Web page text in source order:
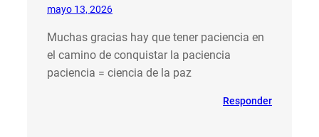
mayo 13, 2026
Muchas gracias hay que tener paciencia en
el camino de conquistar la paciencia
paciencia = ciencia de la paz
Responder